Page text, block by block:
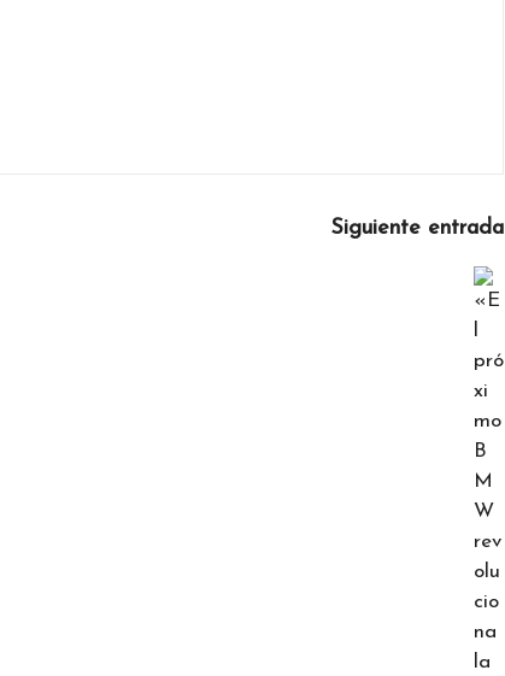
Siguiente entrada